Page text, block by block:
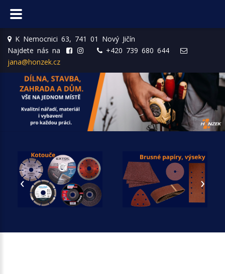
K Nemocnici 63, 741 01 Nový Jičín
Najdete nás na
+420 739 680 644
jana@honzek.cz
‹ ›